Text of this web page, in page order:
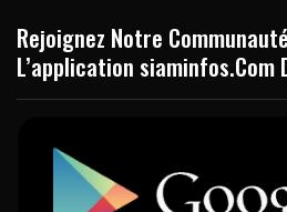
Rejoignez Notre
L’application siaminfos.Com